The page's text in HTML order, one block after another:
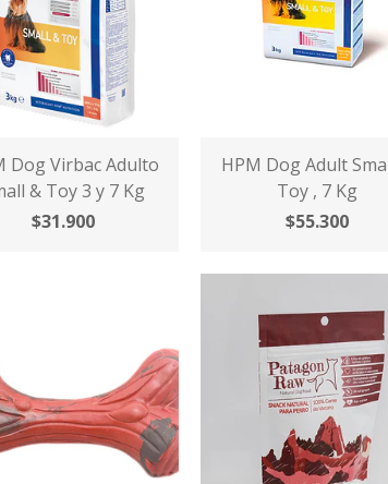
Dog Virbac Adulto
& Toy 3 y 7 Kg
$31.900
HPM Dog Adult
Toy , 7 Kg
$55.300